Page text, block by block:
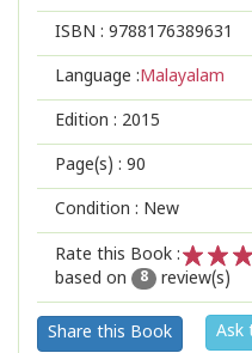
ISBN : 9788176389631
Language :Malayalam
Edition : 2015
Page(s) : 90
Condition : New
Rate this Book :
2
1
based on
8 review(s)
Share this Book Ask